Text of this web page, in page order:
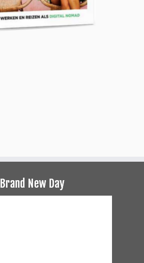
Brand New Day